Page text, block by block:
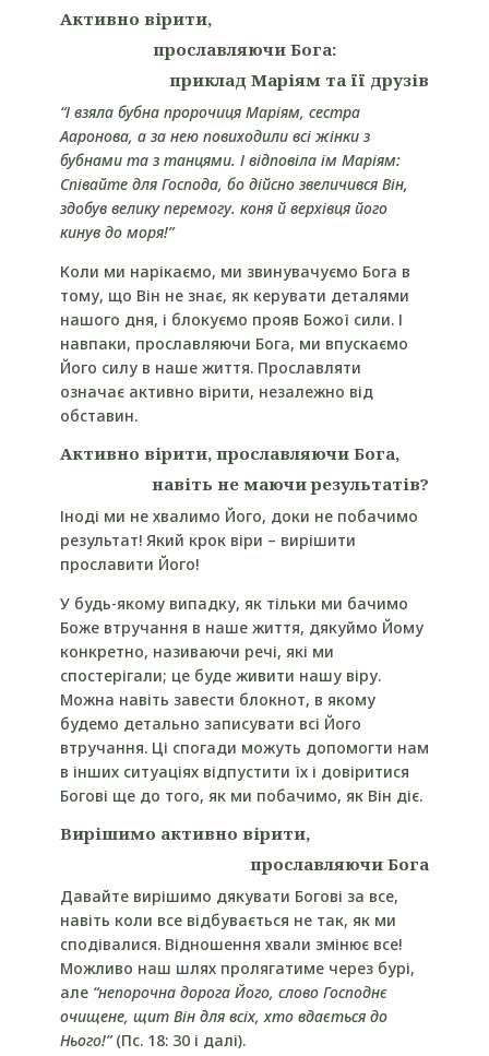
Активно вірити,
прославляючи Бога:
приклад Маріям та її друзів
“І взяла бубна пророчиця Маріям, сестра
Ааронова, а за нею повиходили всі жінки з
бубнами та з танцями. І відповіла їм Маріям:
Співайте для Господа, бо дійсно звеличився Він,
здобув велику перемогу. коня й верхівця його
кинув до моря!”
Коли ми нарікаємо, ми звинувачуємо Бога в
тому, що Він не знає, як керувати деталями
нашого дня, і блокуємо прояв Божої сили. І
навпаки, прославляючи Бога, ми впускаємо
Його силу в наше життя. Прославляти
означає активно вірити, незалежно від
обставин.
Активно вірити, прославляючи Бога,
навіть не маючи результатів?
Іноді ми не хвалимо Його, доки не побачимо
результат! Який крок віри – вирішити
прославити Його!
У будь-якому випадку, як тільки ми бачимо
Боже втручання в наше життя, дякуймо Йому
конкретно, називаючи речі, які ми
спостерігали; це буде живити нашу віру.
Можна навіть завести блокнот, в якому
будемо детально записувати всі Його
втручання. Ці спогади можуть допомогти нам
в інших ситуаціях відпустити їх і довіритися
Богові ще до того, як ми побачимо, як Він діє.
Вирішимо активно вірити,
прославляючи Бога
Давайте вирішимо дякувати Богові за все,
навіть коли все відбувається не так, як ми
сподівалися. Відношення хвали змінює все!
Можливо наш шлях пролягатиме через бурі,
але “непорочна дорога Його, слово Господнє
очищене, щит Він для всіх, хто вдається до
Нього!”(Пс. 18: 30 і далі).